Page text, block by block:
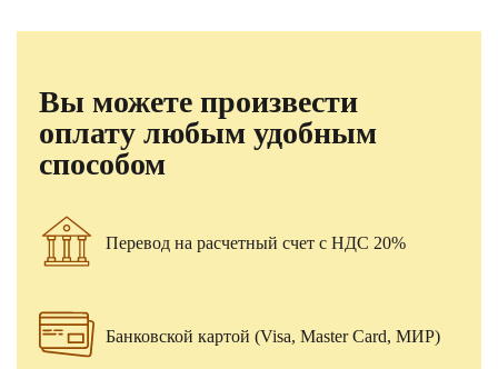
Вы можете произвести
оплату любым удобным
способом
Перевод на расчетный счет с НДС 20%
Банковской картой (Visa, Master Card, МИР)